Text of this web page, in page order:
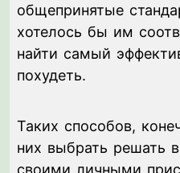
общепринятые
хотелось бы им
найти самый
похудеть.
Таких способов,
них выбрать решать
своими личными